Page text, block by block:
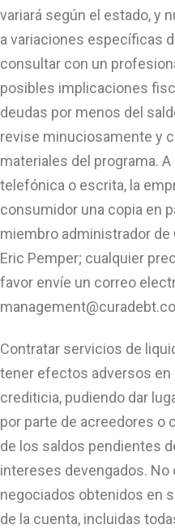
variará según el estado, y
a variaciones específicas
consultar con un
posibles implicaciones
deudas por menos del
revise minuciosamente y
materiales del programa.
telefónica o escrita, la
consumidor una copia en
miembro administrador de
Eric Pemper; cualquier
favor envíe un correo
Contratar servicios de
tener efectos adversos
crediticia, pudiendo dar
por parte de acreedores o
de los saldos pendientes
intereses devengados.
negociados obtenidos en
de la cuenta, incluidas